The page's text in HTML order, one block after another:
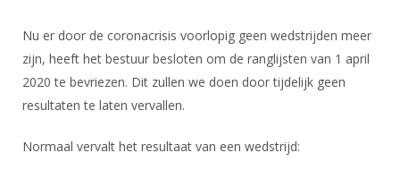
Nu er door de coronacrisis voorlopig geen wedstrijden meer
zijn, heeft het bestuur besloten om de ranglijsten van 1 april
2020 te bevriezen. Dit zullen we doen door tijdelijk geen
resultaten te laten vervallen.
Normaal vervalt het resultaat van een wedstrijd: